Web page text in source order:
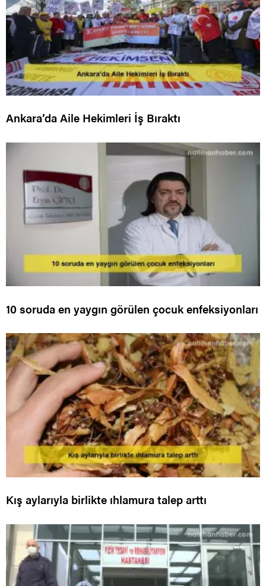
Ankara’da Aile Hekimleri İş Bıraktı
10 soruda en yaygın görülen çocuk enfeksiyonları
Kış aylarıyla birlikte ıhlamura talep arttı